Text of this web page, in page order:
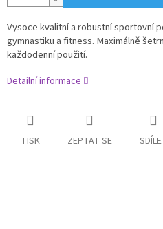
Vysoce kvalitní a robustní sportovní
gymnastiku a fitness. Maximálně
každodenní použití.
Detailní informace
TISK ZEPTAT SE